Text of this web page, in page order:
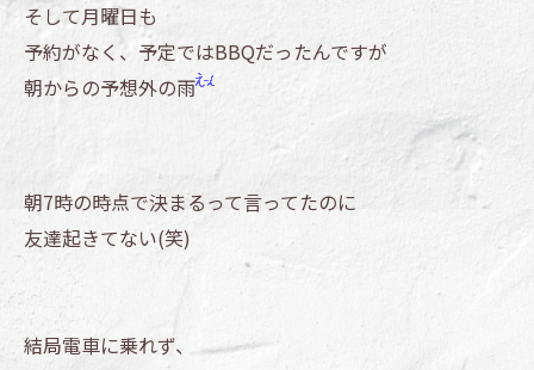
そして月曜日も
予約がなく、予定ではBBQだったんですが
朝からの予想外の雨
朝7時の時点で決まるって言ってたのに
友達起きてない(笑)
結局電車に乗れず、